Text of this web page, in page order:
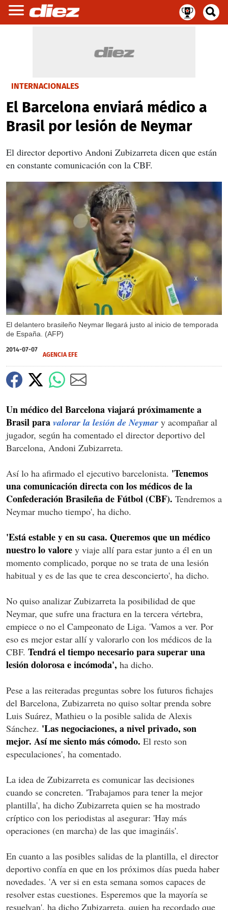
INTERNACIONALES
El Barcelona enviará médico a
Brasil por lesión de Neymar
El director deportivo Andoni Zubizarreta dicen que están
en constante comunicación con la CBF.
El delantero brasileño Neymar llegará justo al inicio de temporada
de España. (AFP)
X
2014-07-07
AGENCIA EFE
Un médico del Barcelona viajará próximamente a
Brasil para valorar la lesión de Neymar y acompañar al
jugador, según ha comentado el director deportivo del
Barcelona, Andoni Zubizarreta.
Así lo ha afirmado el ejecutivo barcelonista. 'Tenemos
una comunicación directa con los médicos de la
Confederación Brasileña de Fútbol (CBF). Tendremos a
Neymar mucho tiempo', ha dicho.
'Está estable y en su casa. Queremos que un médico
nuestro lo valore y viaje allí para estar junto a él en un
momento complicado, porque no se trata de una lesión
habitual y es de las que te crea desconcierto', ha dicho.
No quiso analizar Zubizarreta la posibilidad de que
Neymar, que sufre una fractura en la tercera vértebra,
empiece o no el Campeonato de Liga. 'Vamos a ver. Por
eso es mejor estar allí y valorarlo con los médicos de la
CBF. Tendrá el tiempo necesario para superar una
lesión dolorosa e incómoda', ha dicho.
Pese a las reiteradas preguntas sobre los futuros fichajes
del Barcelona, Zubizarreta no quiso soltar prenda sobre
Luis Suárez, Mathieu o la posible salida de Alexis
Sánchez. 'Las negociaciones, a nivel privado, son
mejor. Así me siento más cómodo. El resto son
especulaciones', ha comentado.
La idea de Zubizarreta es comunicar las decisiones
cuando se concreten. 'Trabajamos para tener la mejor
plantilla', ha dicho Zubizarreta quien se ha mostrado
críptico con los periodistas al asegurar: 'Hay más
operaciones (en marcha) de las que imagináis'.
En cuanto a las posibles salidas de la plantilla, el director
deportivo confía en que en los próximos días pueda haber
novedades. 'A ver si en esta semana somos capaces de
resolver estas cuestiones. Esperemos que la mayoría se
resuelvan', ha dicho Zubizarreta, quien ha recordado que